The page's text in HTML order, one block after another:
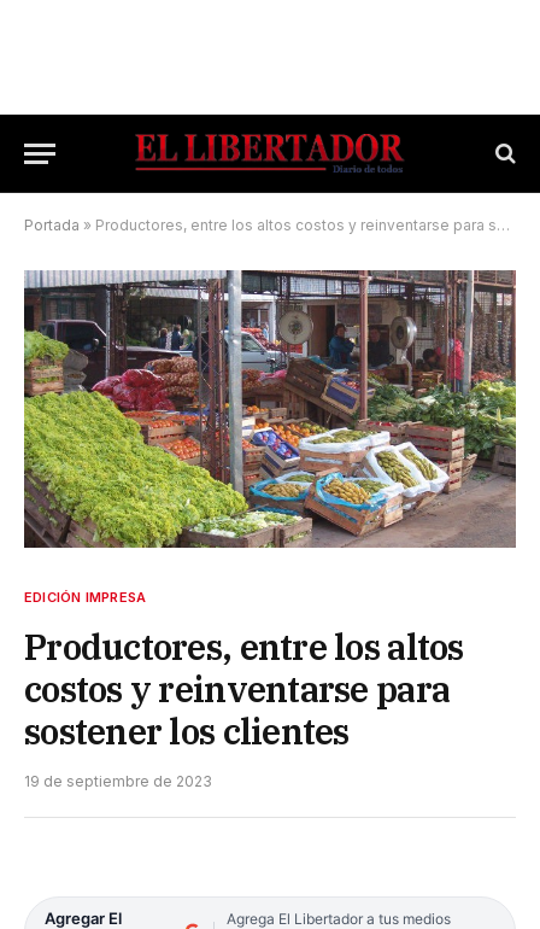
Portada » Productores, entre los altos costos y reinventarse para sostener los clientes
EDICIÓN IMPRESA
Productores, entre los altos
costos y reinventarse para
sostener los clientes
19 de septiembre de 2023
Agregar El
Agrega El Libertador a tus medios